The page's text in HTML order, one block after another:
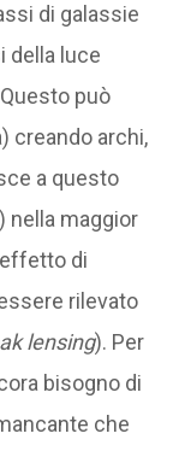
di galassie
della luce
può
creando archi,
a questo
nella maggior
di
rilevato
lensing). Per
bisogno di
che